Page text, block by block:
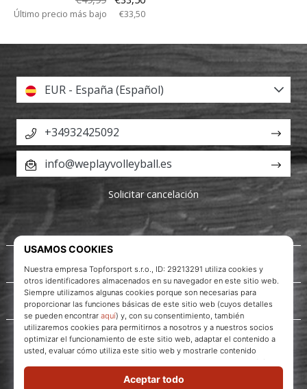
Último precio más bajo €33,50
Acerca de nosotros
Servicio al cliente
EUR - España (Español)
+34932425092
info@weplayvolleyball.es
Solicitar cancelación